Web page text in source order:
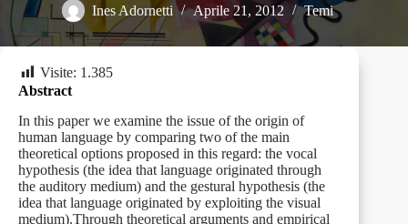
Ines Adornetti Aprile 21, 2012 Temi
Visite: 1.385
Abstract
In this paper we examine the issue of the origin of
human language by comparing two of the main
theoretical options proposed in this regard: the vocal
hypothesis (the idea that language originated through
the auditory medium) and the gestural hypothesis (the
idea that language originated by exploiting the visual
medium).Through theoretical arguments and empirical